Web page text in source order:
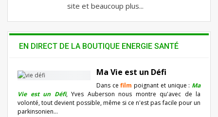
site et beaucoup plus...
EN DIRECT DE LA BOUTIQUE ENERGIE SANTÉ
Ma Vie est un Défi
Dans cefilm poignant et unique : Ma
Vie est un Défi, Yves Auberson nous montre qu'avec de la
volonté, tout devient possible, même si ce n'est pas facile pour un
parkinsonien…